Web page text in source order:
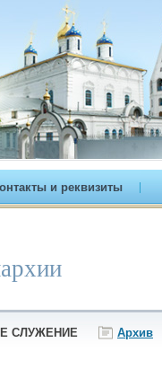
и реквизиты
Архив
СЛУЖЕНИЕ